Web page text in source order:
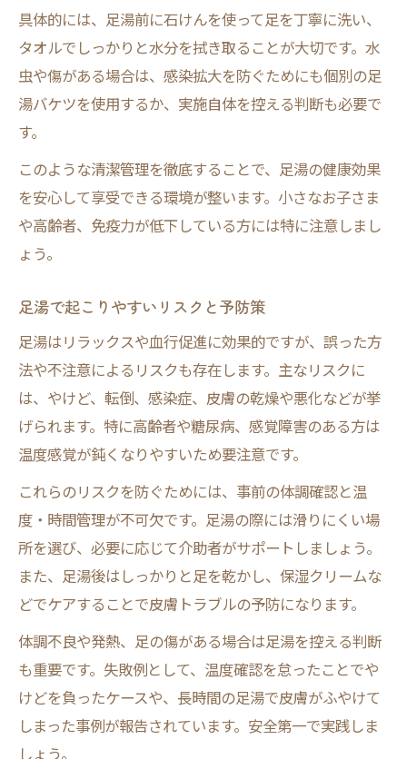
足湯バケツ選びで重要なポイントとは
足湯に最適なバケツの機能とサイズ選び
足湯用バケツの素材や安全性を比較する
具体的には、足湯前に石けんを使って足を丁寧に洗い、
タオルでしっかりと水分を拭き取ることが大切です。水
虫や傷がある場合は、感染拡大を防ぐためにも個別の足
湯バケツを使用するか、実施自体を控える判断も必要で
す。
このような清潔管理を徹底することで、足湯の健康効果
を安心して享受できる環境が整います。小さなお子さま
や高齢者、免疫力が低下している方には特に注意しまし
ょう。
足湯で起こりやすいリスクと予防策
足湯はリラックスや血行促進に効果的ですが、誤った方
法や不注意によるリスクも存在します。主なリスクに
は、やけど、転倒、感染症、皮膚の乾燥や悪化などが挙
げられます。特に高齢者や糖尿病、感覚障害のある方は
温度感覚が鈍くなりやすいため要注意です。
これらのリスクを防ぐためには、事前の体調確認と温
度・時間管理が不可欠です。足湯の際には滑りにくい場
所を選び、必要に応じて介助者がサポートしましょう。
また、足湯後はしっかりと足を乾かし、保湿クリームな
どでケアすることで皮膚トラブルの予防になります。
体調不良や発熱、足の傷がある場合は足湯を控える判断
も重要です。失敗例として、温度確認を怠ったことでや
けどを負ったケースや、長時間の足湯で皮膚がふやけて
しまった事例が報告されています。安全第一で実践しま
しょう。